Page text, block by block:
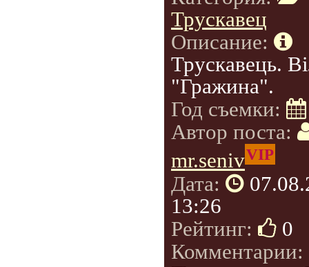
Трускавец
Описание:
Трускавець.
"Гражина".
Год съемки:
Автор поста:
mr.senivVIP
Дата:
13:26
Рейтинг:
0
Комментарии: